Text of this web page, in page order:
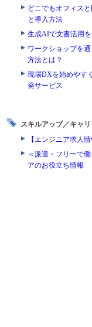
どこでもオフィス
と導入方法
生成AIで文書活用
ワークショップを
方法とは？
現場DXを始めやす
発サービス
スキルアップ／キャ
【エンジニア求人
＜派遣・フリーで
アのお役立ち情報